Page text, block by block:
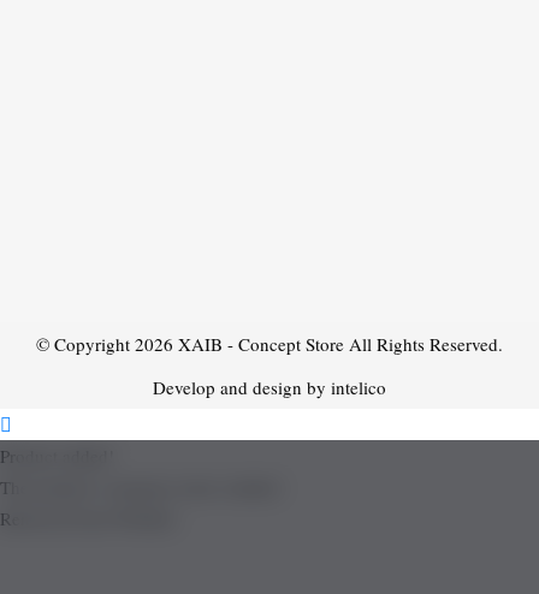
© Copyright 2026 XAIB - Concept Store All Rights Reserved.
Develop and design by intelico
Product added!
The product is already in the wishlist!
Removed from Wishlist